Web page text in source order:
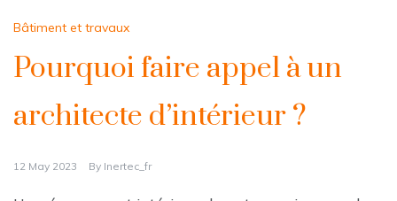
Bâtiment et travaux
Pourquoi faire appel à un
architecte d’intérieur ?
12 May 2023 By Inertec_fr